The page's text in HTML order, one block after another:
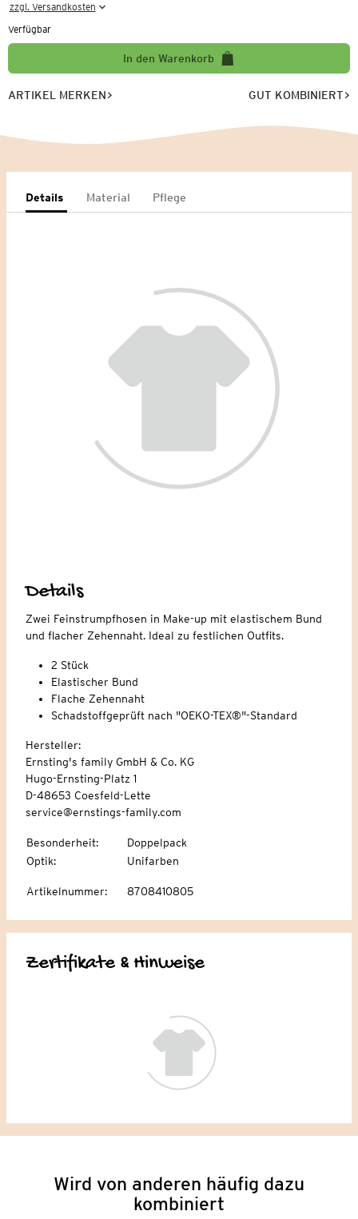
zzgl. Versandkosten
Verfügbar
In den Warenkorb
ARTIKEL MERKEN GUT KOMBINIERT
Details Material Pflege
Details
Zwei Feinstrumpfhosen in Make-up mit elastischem Bund
und flacher Zehennaht. Ideal zu festlichen Outfits.
2 Stück
Elastischer Bund
Flache Zehennaht
Schadstoffgeprüft nach "OEKO-TEX®"-Standard
Hersteller:
Ernsting's family GmbH & Co. KG
Hugo-Ernsting-Platz 1
D-48653 Coesfeld-Lette
service@ernstings-family.com
Besonderheit:
Doppelpack
Optik: Unifarben
Artikelnummer: 8708410805
Zertifikate & Hinweise
Wird von anderen häufig dazu
kombiniert